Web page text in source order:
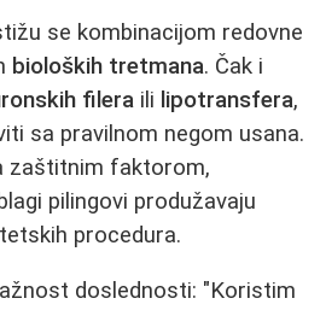
se kombinacijom redovne
bioloških tretmana. Čak i
filera ili lipotransfera,
sa pravilnom negom usana.
zaštitnim faktorom,
pilingovi produžavaju
procedura.
doslednosti: "Koristim